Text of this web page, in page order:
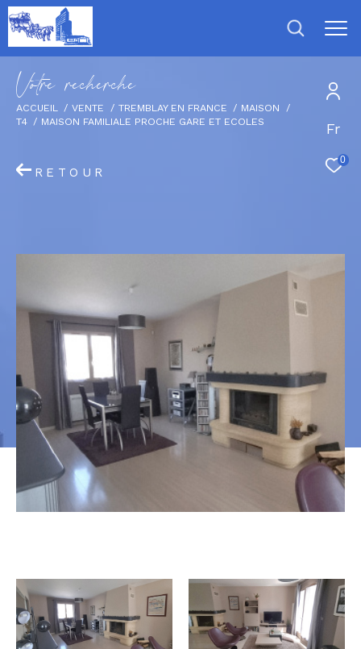
Fr
0
Votre recherche
ACCUEIL VENTE TREMBLAY EN FRANCE
MAISON
T4
MAISON FAMILIALE PROCHE GARE ET ECOLES
RETOUR